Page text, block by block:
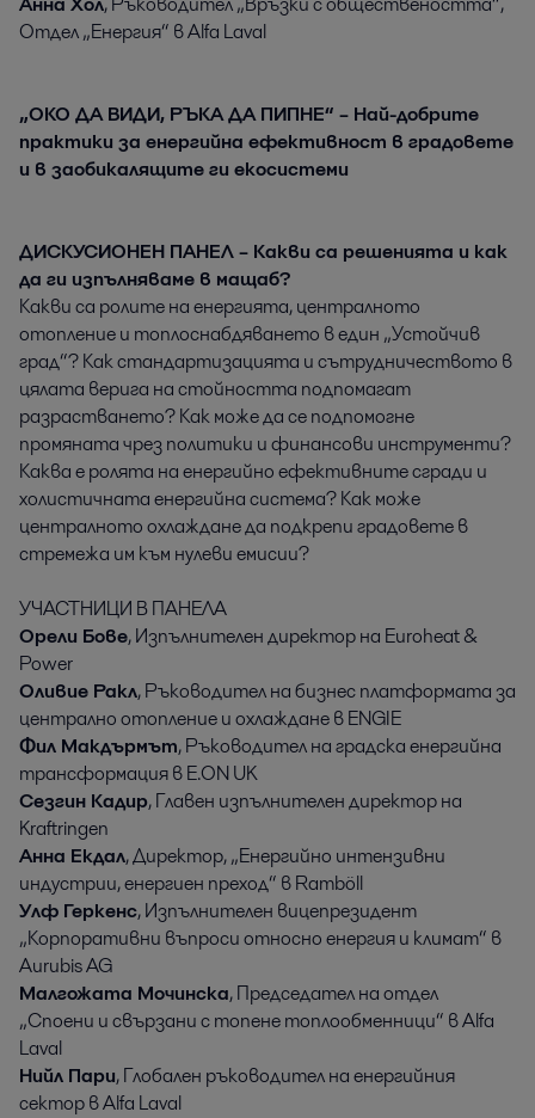
Отдел „Енергия“ в Alfa Laval
„ОКО ДА ВИДИ, РЪКА ДА ПИПНЕ“ – Най-добрите
практики за енергийна ефективност в градовете
и в заобикалящите ги екосистеми
ДИСКУСИОНЕН ПАНЕЛ – Какви са решенията и как
да ги изпълняваме в мащаб?
Какви са ролите на енергията, централното
отопление и топлоснабдяването в един „Устойчив
град“? Как стандартизацията и сътрудничеството в
цялата верига на стойността подпомагат
разрастването? Как може да се подпомогне
промяната чрез политики и финансови инструменти?
Каква е ролята на енергийно ефективните сгради и
холистичната енергийна система? Как може
централното охлаждане да подкрепи градовете в
стремежа им към нулеви емисии?
УЧАСТНИЦИ В ПАНЕЛА
Орели Бове, Изпълнителен директор на Euroheat &
Power
Оливие Ракл, Ръководител на бизнес платформата за
централно отопление и охлаждане в ENGIE
Фил Макдърмът, Ръководител на градска енергийна
трансформация в E.ON UK
Сезгин Кадир, Главен изпълнителен директор на
Kraftringen
Анна Екдал, Директор, „Енергийно интензивни
индустрии, енергиен преход“ в Ramböll
Улф Геркенс, Изпълнителен вицепрезидент
„Корпоративни въпроси относно енергия и климат“ в
Aurubis AG
Малгожата Мочинска, Председател на отдел
„Споени и свързани с топене топлообменници“ в Alfa
Laval
Нийл Пари, Глобален ръководител на енергийния
сектор в Alfa Laval